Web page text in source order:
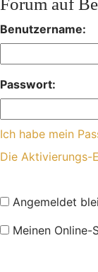
Forum auf
Benutzername:
Passwort:
Ich habe mein
Die Aktivierungs-
Angemeldet
Meinen